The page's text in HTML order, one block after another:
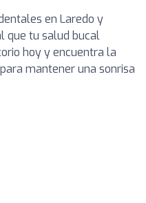
en Laredo y
que tu salud bucal
hoy y encuentra la
mantener una sonrisa